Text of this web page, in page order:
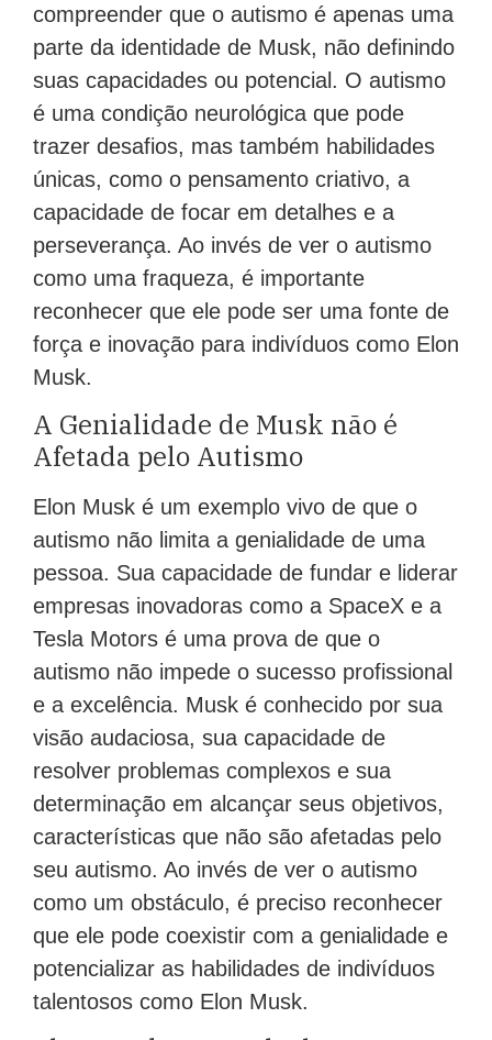
compreender que o autismo é apenas uma
parte da identidade de Musk, não definindo
suas capacidades ou potencial. O autismo
é uma condição neurológica que pode
trazer desafios, mas também habilidades
únicas, como o pensamento criativo, a
capacidade de focar em detalhes e a
perseverança. Ao invés de ver o autismo
como uma fraqueza, é importante
reconhecer que ele pode ser uma fonte de
força e inovação para indivíduos como Elon
Musk.
A Genialidade de Musk não é
Afetada pelo Autismo
Elon Musk é um exemplo vivo de que o
autismo não limita a genialidade de uma
pessoa. Sua capacidade de fundar e liderar
empresas inovadoras como a SpaceX e a
Tesla Motors é uma prova de que o
autismo não impede o sucesso profissional
e a excelência. Musk é conhecido por sua
visão audaciosa, sua capacidade de
resolver problemas complexos e sua
determinação em alcançar seus objetivos,
características que não são afetadas pelo
seu autismo. Ao invés de ver o autismo
como um obstáculo, é preciso reconhecer
que ele pode coexistir com a genialidade e
potencializar as habilidades de indivíduos
talentosos como Elon Musk.